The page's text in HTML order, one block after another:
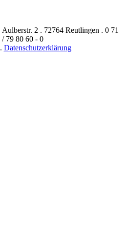
2 . 72764 Reutlingen . 0 71
/ 79 80 60 - 0
Datenschutzerklärung